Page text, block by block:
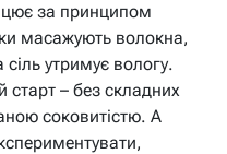
за принципом
масажують волокна,
утримує вологу.
старт – без складних
соковитістю. А